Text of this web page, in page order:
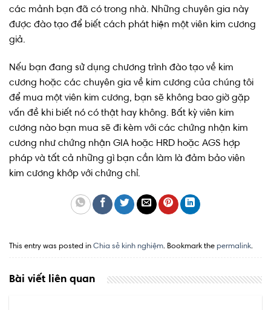
các mảnh bạn đã có trong nhà. Những chuyên gia này
được đào tạo để biết cách phát hiện một viên kim cương
giả.
Nếu bạn đang sử dụng chương trình đào tạo về kim
cương hoặc các chuyên gia về kim cương của chúng tôi
để mua một viên kim cương, bạn sẽ không bao giờ gặp
vấn đề khi biết nó có thật hay không. Bất kỳ viên kim
cương nào bạn mua sẽ đi kèm với các chứng nhận kim
cương như chứng nhận GIA hoặc HRD hoặc AGS hợp
pháp và tất cả những gì bạn cần làm là đảm bảo viên
kim cương khớp với chứng chỉ.
This entry was posted in Chia sẻ kinh nghiệm. Bookmark the permalink.
Bài viết liên quan